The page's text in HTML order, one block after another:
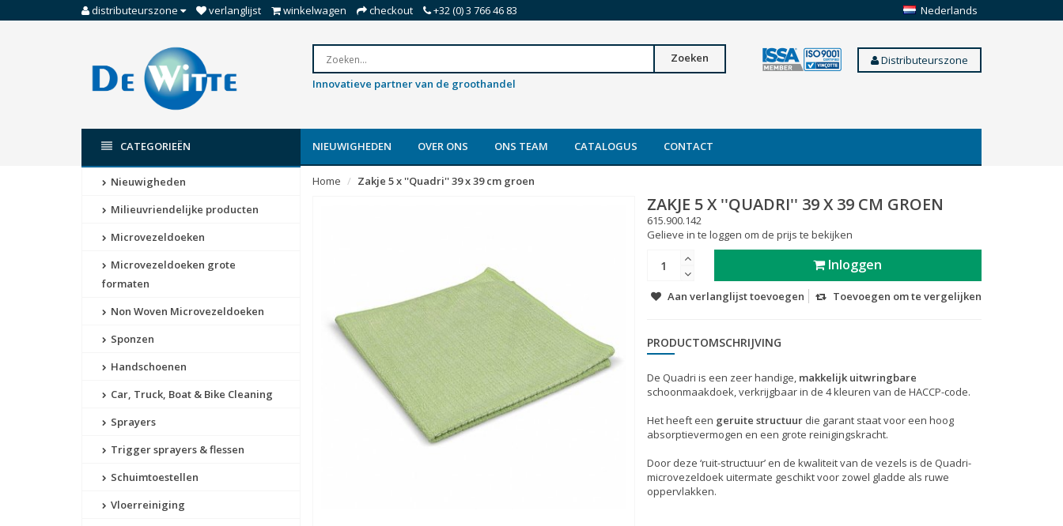
distributeurszone verlanglijst winkelwagen checkout +32 (0) 3 766 46 83 Nederlands
Zoeken
Innovatieve partner van de groothandel
Distributeurszone
CATEGORIEËN NIEUWIGHEDEN OVER ONS ONS TEAM CATALOGUS CONTACT
Nieuwigheden
Milieuvriendelijke producten
Microvezeldoeken
Microvezeldoeken grote
formaten
Non Woven Microvezeldoeken
Sponzen
Handschoenen
Car, Truck, Boat & Bike Cleaning
Sprayers
Trigger sprayers & flessen
Schuimtoestellen
Vloerreiniging
Home Zakje 5 x ''Quadri'' 39 x 39 cm groen
ZAKJE 5 X ''QUADRI'' 39 X 39 CM GROEN
615.900.142
Gelieve in te loggen om de prijs te bekijken
Inloggen
Aan verlanglijst toevoegen Toevoegen om te vergelijken
PRODUCTOMSCHRIJVING
De Quadri is een zeer handige, makkelijk uitwringbare
schoonmaakdoek, verkrijgbaar in de 4 kleuren van de HACCP-code.
Het heeft een geruite structuur die garant staat voor een hoog
absorptievermogen en een grote reinigingskracht.
Door deze ‘ruit-structuur’ en de kwaliteit van de vezels is de Quadri-
microvezeldoek uitermate geschikt voor zowel gladde als ruwe
oppervlakken.